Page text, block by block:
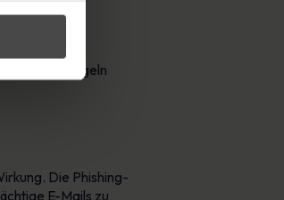
die Regeln
Die Phishing-
E-Mails zu